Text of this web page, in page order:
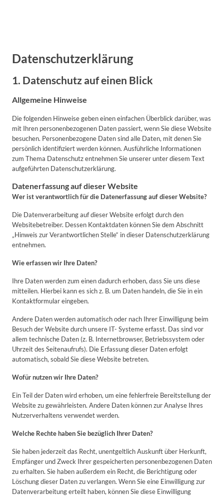
Datenschutzerklärung
1. Datenschutz auf einen Blick
Allgemeine Hinweise
Die folgenden Hinweise geben einen einfachen Überblick darüber, was
mit Ihren personenbezogenen Daten passiert, wenn Sie diese Website
besuchen. Personenbezogene Daten sind alle Daten, mit denen Sie
persönlich identifiziert werden können. Ausführliche Informationen
zum Thema Datenschutz entnehmen Sie unserer unter diesem Text
aufgeführten Datenschutzerklärung.
Datenerfassung auf dieser Website
Wer ist verantwortlich für die Datenerfassung auf dieser Website?
Die Datenverarbeitung auf dieser Website erfolgt durch den
Websitebetreiber. Dessen Kontaktdaten können Sie dem Abschnitt
„Hinweis zur Verantwortlichen Stelle“ in dieser Datenschutzerklärung
entnehmen.
Wie erfassen wir Ihre Daten?
Ihre Daten werden zum einen dadurch erhoben, dass Sie uns diese
mitteilen. Hierbei kann es sich z. B. um Daten handeln, die Sie in ein
Kontaktformular eingeben.
Andere Daten werden automatisch oder nach Ihrer Einwilligung beim
Besuch der Website durch unsere IT- Systeme erfasst. Das sind vor
allem technische Daten (z. B. Internetbrowser, Betriebssystem oder
Uhrzeit des Seitenaufrufs). Die Erfassung dieser Daten erfolgt
automatisch, sobald Sie diese Website betreten.
Wofür nutzen wir Ihre Daten?
Ein Teil der Daten wird erhoben, um eine fehlerfreie Bereitstellung der
Website zu gewährleisten. Andere Daten können zur Analyse Ihres
Nutzerverhaltens verwendet werden.
Welche Rechte haben Sie bezüglich Ihrer Daten?
Sie haben jederzeit das Recht, unentgeltlich Auskunft über Herkunft,
Empfänger und Zweck Ihrer gespeicherten personenbezogenen Daten
zu erhalten. Sie haben außerdem ein Recht, die Berichtigung oder
Löschung dieser Daten zu verlangen. Wenn Sie eine Einwilligung zur
Datenverarbeitung erteilt haben, können Sie diese Einwilligung